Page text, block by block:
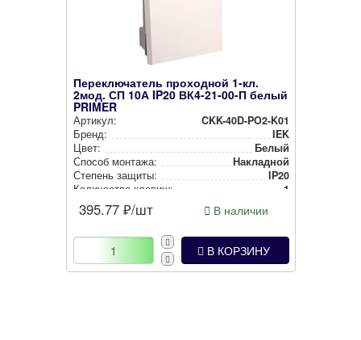
Переключатель проходной 1-кл.
2мод. СП 10А IP20 ВК4-21-00-П белый
PRIMER
Артикул:
CKK-40D-PO2-K01
Бренд:
IEK
Цвет:
Белый
Способ монтажа:
Накладной
Степень защиты:
IP20
Количество клавиш:
1
395.77 ₽/шт В наличии
В КОРЗИНУ